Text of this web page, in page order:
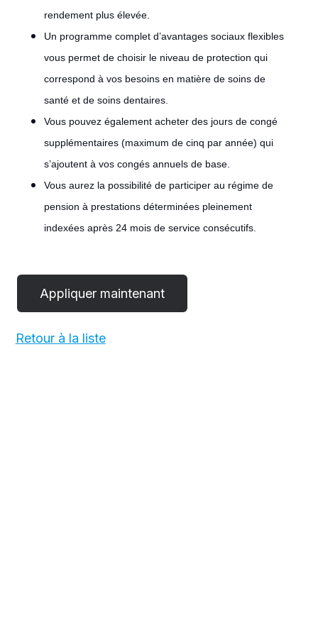
rendement plus élevée.
Un programme complet d’avantages sociaux flexibles
vous permet de choisir le niveau de protection qui
correspond à vos besoins en matière de soins de
santé et de soins dentaires.
Vous pouvez également acheter des jours de congé
supplémentaires (maximum de cinq par année) qui
s’ajoutent à vos congés annuels de base.
Vous aurez la possibilité de participer au régime de
pension à prestations déterminées pleinement
indexées après 24 mois de service consécutifs.
Retour à la liste